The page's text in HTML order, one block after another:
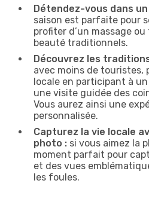
Détendez-vous dans
saison est parfaite pour
profiter d’un massage
beauté traditionnels.
Découvrez les
avec moins de touristes,
locale en participant à
une visite guidée des
Vous aurez ainsi une
personnalisée.
Capturez la vie locale
photo : si vous aimez la
moment parfait pour
et des vues
les foules.